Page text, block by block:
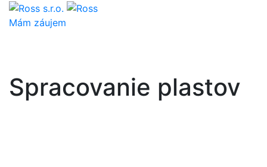
Mám záujem
Spracovanie plastov